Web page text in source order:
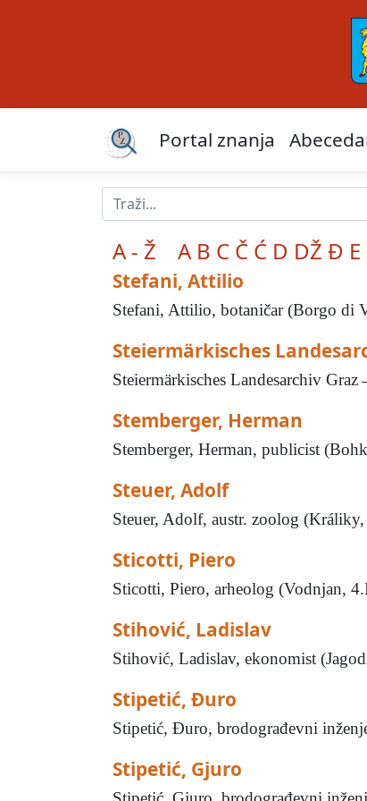
Portal znanja
A - Ž A B C Č Ć D DŽ Đ E
Stefani, Attilio
Stefani, Attilio, botaničar (Borgo di
Steiermärkisches
Steiermärkisches Landesarchiv
Stemberger, Herman
Stemberger, Herman, publicist
Steuer, Adolf
Steuer, Adolf, austr. zoolog
Sticotti, Piero
Sticotti, Piero, arheolog (Vodnjan,
Stihović, Ladislav
Stihović, Ladislav, ekonomist
Stipetić, Đuro
Stipetić, Đuro, brodograđevni
Stipetić, Gjuro